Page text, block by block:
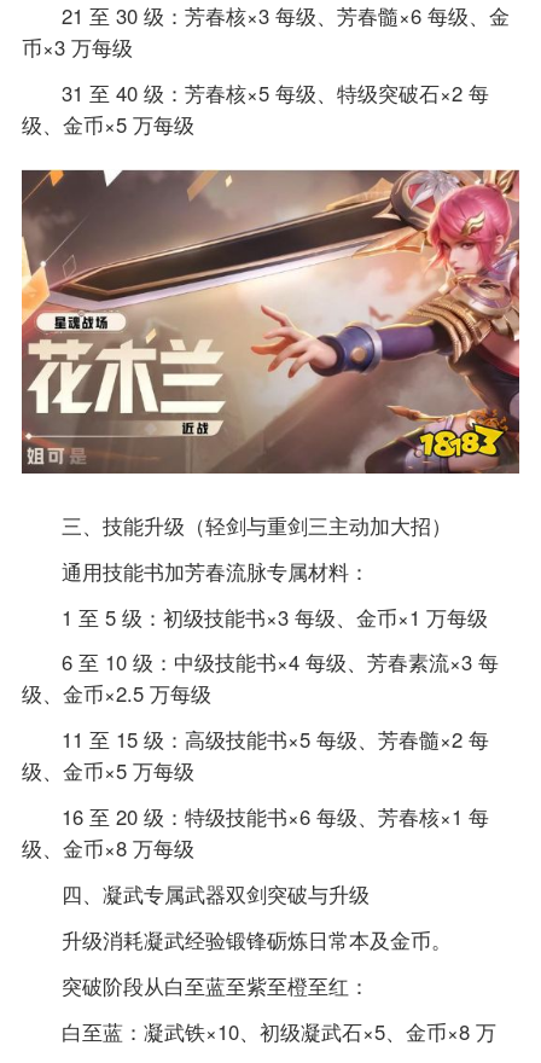
21 至 30 级：芳春核×3 每级、芳春髓×6 每级、金
币×3 万每级
31 至 40 级：芳春核×5 每级、特级突破石×2 每
级、金币×5 万每级
三、技能升级（轻剑与重剑三主动加大招）
通用技能书加芳春流脉专属材料：
1 至 5 级：初级技能书×3 每级、金币×1 万每级
6 至 10 级：中级技能书×4 每级、芳春素流×3 每
级、金币×2.5 万每级
11 至 15 级：高级技能书×5 每级、芳春髓×2 每
级、金币×5 万每级
16 至 20 级：特级技能书×6 每级、芳春核×1 每
级、金币×8 万每级
四、凝武专属武器双剑突破与升级
升级消耗凝武经验锻锋砺炼日常本及金币。
突破阶段从白至蓝至紫至橙至红：
白至蓝：凝武铁×10、初级凝武石×5、金币×8 万